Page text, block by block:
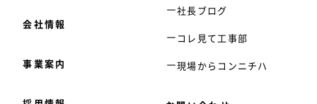
会社情報
事業案内
社長ブログ
コレ見て工事部
現場からコンニチハ